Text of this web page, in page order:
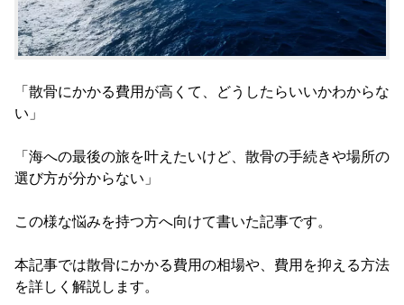
「散骨にかかる費用が高くて、どうしたらいいかわからな
い」
「海への最後の旅を叶えたいけど、散骨の手続きや場所の
選び方が分からない」
この様な悩みを持つ方へ向けて書いた記事です。
本記事では散骨にかかる費用の相場や、費用を抑える方法
を詳しく解説します。